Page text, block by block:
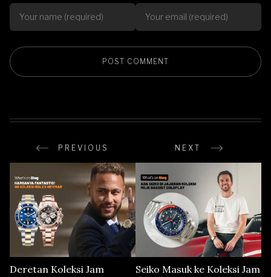
PREVIOUS NEXT
Deretan Koleksi Jam
Seiko Masuk ke Koleksi Jam